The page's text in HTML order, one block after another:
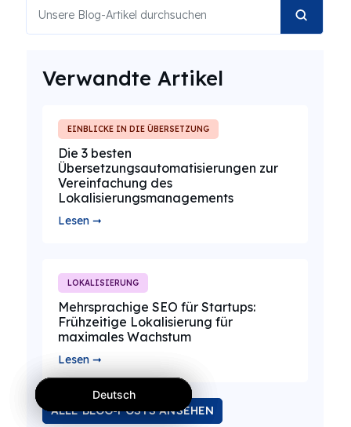
Verwandte Artikel
EINBLICKE IN DIE ÜBERSETZUNG
Die 3 besten
Übersetzungsautomatisierungen zur
Vereinfachung des
Lokalisierungsmanagements
Lesen ➞
LOKALISIERUNG
Mehrsprachige SEO für Startups:
Frühzeitige Lokalisierung für
maximales Wachstum
Lesen ➞
ALLE BLOG-POSTS ANSEHEN
Deutsch
Deutsch
Deutsch